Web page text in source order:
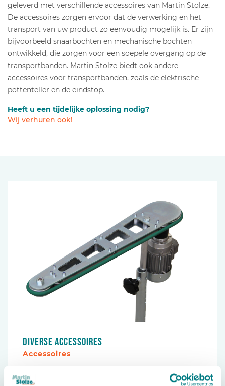
geleverd met verschillende accessoires van Martin Stolze.
De accessoires zorgen ervoor dat de verwerking en het
transport van uw product zo eenvoudig mogelijk is. Er zijn
bijvoorbeeld snaarbochten en mechanische bochten
ontwikkeld, die zorgen voor een soepele overgang op de
transportbanden. Martin Stolze biedt ook andere
accessoires voor transportbanden, zoals de elektrische
pottenteller en de eindstop.
Heeft u een tijdelijke oplossing nodig?
Wij verhuren ook!
Diverse accessoires
Accessoires
accessoires ook een aantal accessoires